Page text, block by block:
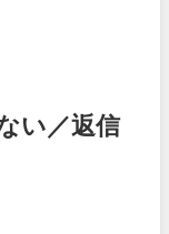
い／返信